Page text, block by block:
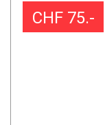
CHF 75.-